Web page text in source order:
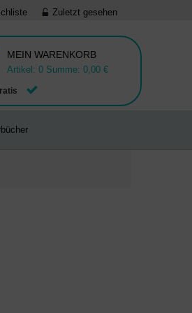
Zuletzt gesehen
MEIN WARENKORB
Artikel: 0 Summe: 0,00 €